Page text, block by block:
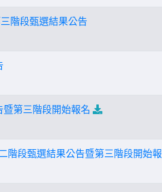
階段甄選結果公告
第三階段開始報名
階段甄選結果公告暨第三階段開始報